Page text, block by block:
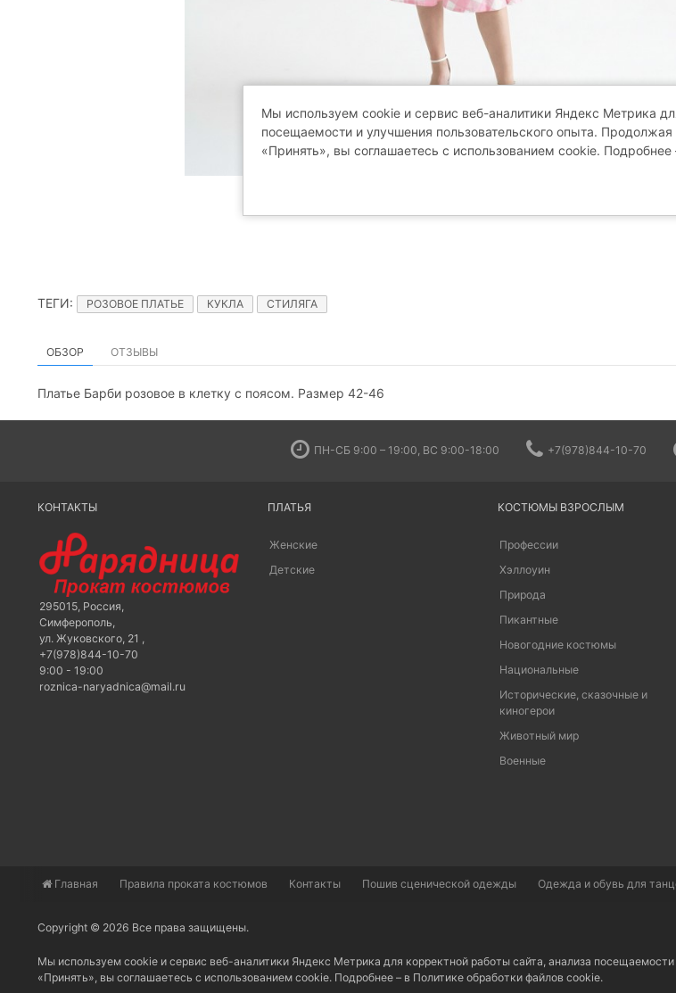
ТЕГИ: РОЗОВОЕ ПЛАТЬЕ КУКЛА СТИЛЯГА
ОБЗОР ОТЗЫВЫ
Платье Барби розовое в клетку с поясом. Размер 42-46
ПН-СБ 9:00 – 19:00, ВС 9:00-18:00 +7(978)844-10-70
КОНТАКТЫ
295015 Россия
Симферополь
ул. Жуковского, 21
+7(978)844-10-70
9:00 - 19:00
roznica-naryadnica@mail.ru
ПЛАТЬЯ
Женские
Детские
КОСТЮМЫ ВЗРОСЛЫМ
Профессии
Хэллоуин
Природа
Пикантные
Новогодние костюмы
Национальные
Исторические, сказочные и
киногерои
Животный мир
Военные
Главная ​Правила проката костюмов Контакты Пошив сценической одежды Одежда и обувь для
Copyright © 2026 Все права защищены.
Мы используем cookie и сервис веб-аналитики Яндекс Метрика для корректной работы сайта, анализа
«Принять», вы соглашаетесь с использованием cookie. Подробнее – в Политике обработки файлов cookie.
Мы используем cookie и сервис веб-аналитики Яндекс Метрика
посещаемости и улучшения пользовательского опыта.
«Принять», вы соглашаетесь с использованием cookie. Подробнее